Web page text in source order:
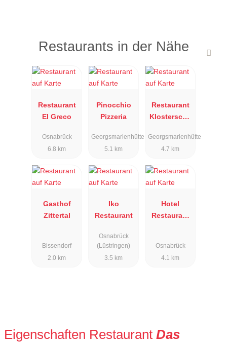
Restaurants in der Nähe
Restaurant
El Greco
Osnabrück
6.8 km
Pinocchio
Pizzeria
Georgsmarienhütte
5.1 km
Restaurant
Klosterschä
Georgsmarienhütte
4.7 km
Gasthof
Zittertal
Bissendorf
2.0 km
Iko
Restaurant
Osnabrück
(Lüstringen)
3.5 km
Hotel
Restaurant
Osnabrück
4.1 km
Eigenschaften Restaurant Das